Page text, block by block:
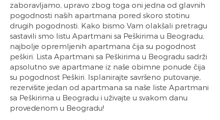
zaboravljamo, upravo zbog toga oni jedna od glavnih
pogodnosti naših apartmana pored skoro stotinu
drugih pogodnosti. Kako bismo Vam olakšali pretragu
sastavili smo listu Apartmani sa Peškirima u Beogradu,
najbolje opremljenih apartmana čija su pogodnost
peškiri. Lista Apartmani sa Peškirima u Beogradu sadrži
apsolutno sve apartmane iz naše obimne ponude čija
su pogodnost Peškiri. Isplanirajte savršeno putovanje,
rezervišite jedan od apartmana sa naše liste Apartmani
sa Peškirima u Beogradu i uživajte u svakom danu
provedenom u Beogradu!